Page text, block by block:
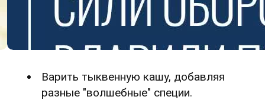
Варить тыквенную кашу, добавляя
разные "волшебные" специи.